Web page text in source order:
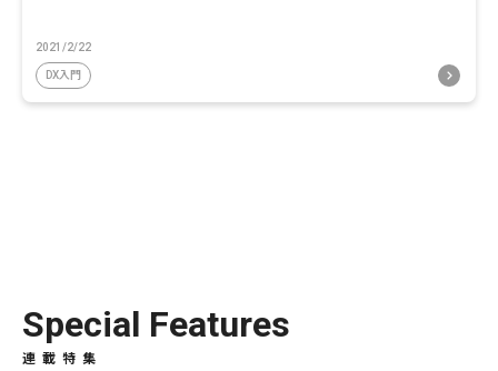
2021/2/22
DX入門
Special Features
連載特集